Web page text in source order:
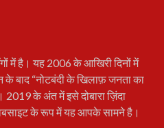
में है। यह 2006 के आखिरी दिनों में
बाद “नोटबंदी के खिलाफ़ जनता का
2019 के अंत में इसे दोबारा ज़िंदा
के रूप में यह आपके सामने है।